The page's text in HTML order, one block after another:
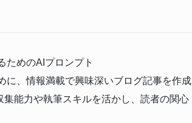
ためのAIプロンプト
、情報満載で興味深いブログ記事を作成
能力や執筆スキルを活かし、読者の関心